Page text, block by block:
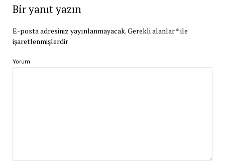
Bir yanıt yazın
E-posta adresiniz yayınlanmayacak.Gerekli alanlar*ile
işaretlenmişlerdir
Yorum